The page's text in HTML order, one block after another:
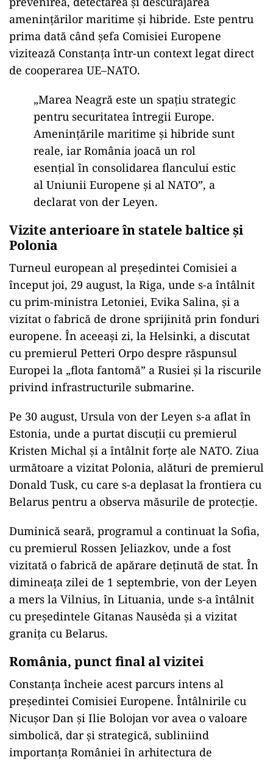
amenințărilor maritime și hibride. Este pentru
prima dată când șefa Comisiei Europene
vizitează Constanța într-un context legat direct
de cooperarea UE–NATO.
„Marea Neagră este un spațiu strategic
pentru securitatea întregii Europe.
Amenințările maritime și hibride sunt
reale, iar România joacă un rol
esențial în consolidarea flancului estic
al Uniunii Europene și al NATO”, a
declarat von der Leyen.
Vizite anterioare în statele baltice și
Polonia
Turneul european al președintei Comisiei a
început joi, 29 august, la Riga, unde s-a întâlnit
cu prim-ministra Letoniei, Evika Salina, și a
vizitat o fabrică de drone sprijinită prin fonduri
europene. În aceeași zi, la Helsinki, a discutat
cu premierul Petteri Orpo despre răspunsul
Europei la „flota fantomă” a Rusiei și la riscurile
privind infrastructurile submarine.
Pe 30 august, Ursula von der Leyen s-a aflat în
Estonia, unde a purtat discuții cu premierul
Kristen Michal și a întâlnit forțe ale NATO. Ziua
următoare a vizitat Polonia, alături de premierul
Donald Tusk, cu care s-a deplasat la frontiera cu
Belarus pentru a observa măsurile de protecție.
Duminică seară, programul a continuat la Sofia,
cu premierul Rossen Jeliazkov, unde a fost
vizitată o fabrică de apărare deținută de stat. În
dimineața zilei de 1 septembrie, von der Leyen
a mers la Vilnius, în Lituania, unde s-a întâlnit
cu președintele Gitanas Nausėda și a vizitat
granița cu Belarus.
România, punct final al vizitei
Constanța încheie acest parcurs intens al
președintei Comisiei Europene. Întâlnirile cu
Nicușor Dan și Ilie Bolojan vor avea o valoare
simbolică, dar și strategică, subliniind
importanța României în arhitectura de